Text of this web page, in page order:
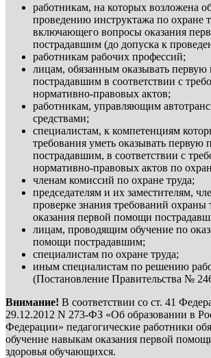
работникам, на которых возложена
проведению инструктажа по охране
включающего вопросы оказания
пострадавшим (до допуска к
работникам рабочих профессий;
лицам, обязанным оказывать
пострадавшим в соответствии с
нормативно-правовых актов;
работникам, управляющим
средствами;
специалистам, к компетенциям
требования уметь оказывать первую
пострадавшим, в соответствии с
нормативно-правовых актов по
членам комиссий по охране труда;
председателям и их заместителям,
проверке знания требований охраны
оказания первой помощи
лицам, проводящим обучение по
помощи пострадавшим;
специалистам по охране труда;
иным специалистам по решению
(Постановление Правительства №
Внимание! В соответствии со ст. 41
29.12.2012 N 273-ФЗ «Об образовании в
Федерации» педагогические работники
обучение навыкам оказания первой
здоровья обучающихся.